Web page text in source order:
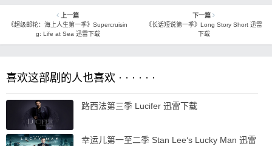
上一篇
《超级邮轮：海上人生第一季》Supercruisin
g: Life at Sea 迅雷下载
下一篇
《长话短说第一季》Long Story Short 迅雷
下载
喜欢这部剧的人也喜欢 · · · · · ·
路西法第三季 Lucifer 迅雷下载
幸运儿第一至二季 Stan Lee‘s Lucky Man 迅雷